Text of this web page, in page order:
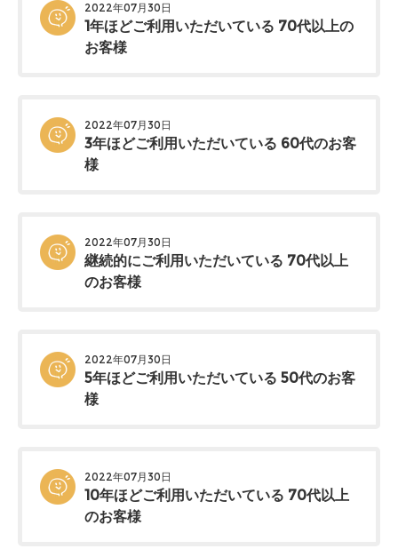
2022年07月30日
1年ほどご利用いただいている 70代以上の
お客様
2022年07月30日
3年ほどご利用いただいている 60代のお客
様
2022年07月30日
継続的にご利用いただいている 70代以上
のお客様
2022年07月30日
5年ほどご利用いただいている 50代のお客
様
2022年07月30日
10年ほどご利用いただいている 70代以上
のお客様